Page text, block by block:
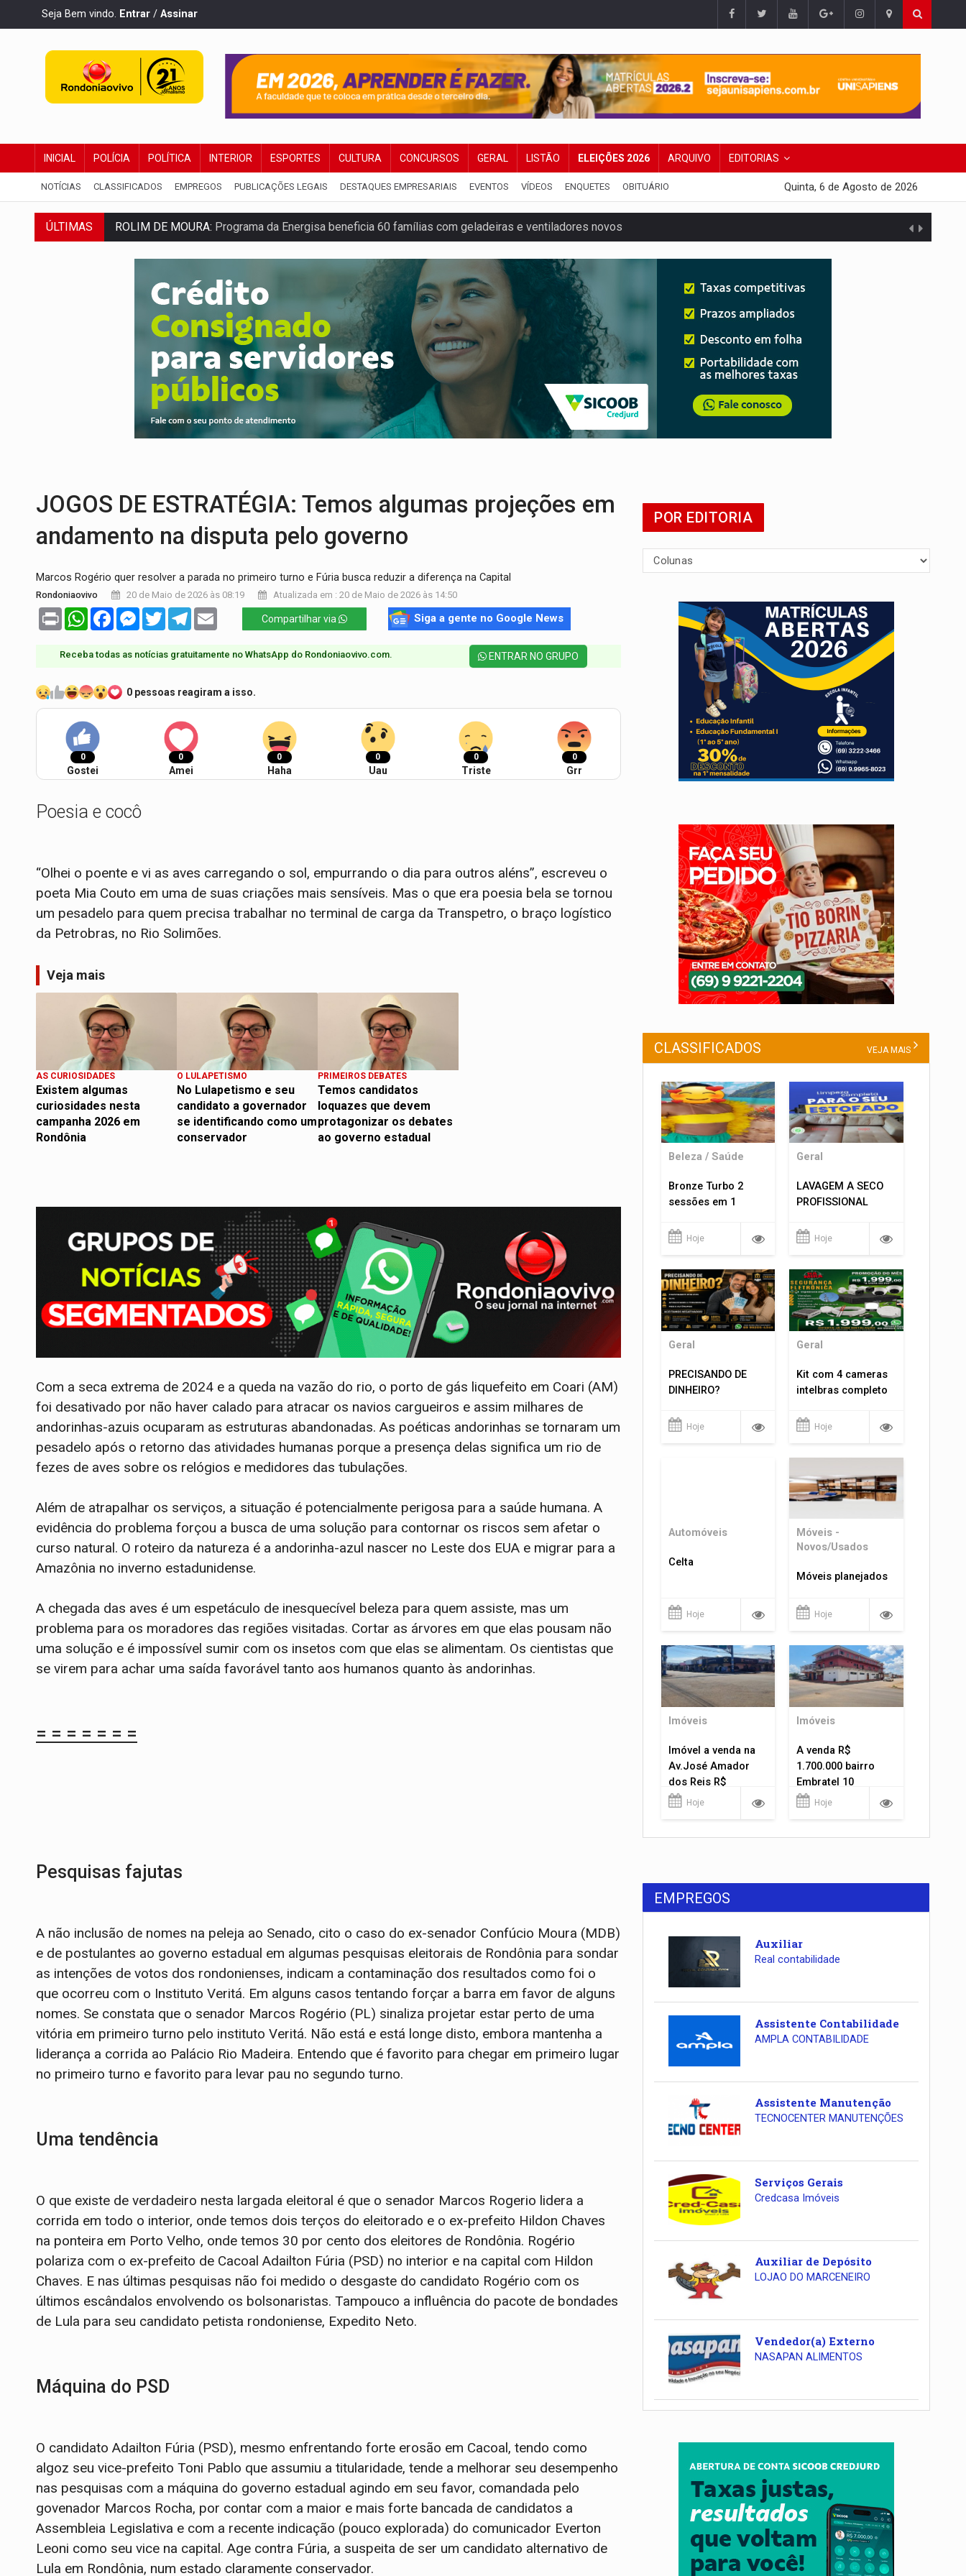
Seja Bem vindo. Entrar / Assinar
INICIAL POLÍCIA POLÍTICA INTERIOR ESPORTES CULTURA CONCURSOS GERAL LISTÃO ELEIÇÕES 2026 ARQUIVO EDITORIAS
NOTÍCIAS CLASSIFICADOS EMPREGOS PUBLICAÇÕES LEGAIS DESTAQUES EMPRESARIAIS EVENTOS VÍDEOS ENQUETES OBITUÁRIO Quinta, 6 de Agosto de 2026
ÚLTIMAS ROLIM DE MOURA: Programa da Energisa beneficia 60 famílias com geladeiras e ventiladores novos
VIOLÊNCIA VICÁRIA:MPRO obtém condenação de réu a 21 anos de prisão em Espigão do Oeste
INDISPONÍVEL:Transparência do Cinderondônia apresenta indisponibilidade com erro 451
AMPLIAÇÃO: IGs de Rondônia entram em programa internacional para acelerar negócios
URGENTE:Acidente envolve cinco veículos em obra de recapeamento na BR-364
EDUCAÇÃO:Corumbiara lidera Ideb 2025 entre redes municipais de Rondônia
COMPETIÇÕES:Joer 2026 inicia fases regionais e reúne mais de 7,3 mil participantes
PERIGO:Moradores denunciam escuridão e insegurança na Estrada dos Periquitos
JOGOS DE ESTRATÉGIA: Temos algumas projeções em
andamento na disputa pelo governo
Marcos Rogério quer resolver a parada no primeiro turno e Fúria busca reduzir a diferença na Capital
Rondoniaovivo 20 de Maio de 2026 às 08:19 Atualizada em : 20 de Maio de 2026 às 14:50
Print WhatsAppFacebookMessenger
TwitterTelegram Compartilhar via Siga a gente no Google News
Receba todas as notícias gratuitamente no WhatsApp do Rondoniaovivo.com.​ ENTRAR NO GRUPO
0 pessoas reagiram a isso.
0
Gostei
0
Amei
0
Haha
0
Uau
0
Triste
0
Grr
Poesia e cocô
“Olhei o poente e vi as aves carregando o sol, empurrando o dia para outros aléns”, escreveu o
poeta Mia Couto em uma de suas criações mais sensíveis. Mas o que era poesia bela se tornou
um pesadelo para quem precisa trabalhar no terminal de carga da Transpetro, o braço logístico
da Petrobras, no Rio Solimões.
Veja mais
AS CURIOSIDADES
Existem algumas
curiosidades nesta
campanha 2026 em
Rondônia
O LULAPETISMO
No Lulapetismo e seu
candidato a governador
se identificando como um
conservador
PRIMEIROS DEBATES
Temos candidatos
loquazes que devem
protagonizar os debates
ao governo estadual
Com a seca extrema de 2024 e a queda na vazão do rio, o porto de gás liquefeito em Coari (AM)
foi desativado por não haver calado para atracar os navios cargueiros e assim milhares de
andorinhas-azuis ocuparam as estruturas abandonadas. As poéticas andorinhas se tornaram um
pesadelo após o retorno das atividades humanas porque a presença delas significa um rio de
fezes de aves sobre os relógios e medidores das tubulações.
Além de atrapalhar os serviços, a situação é potencialmente perigosa para a saúde humana. A
evidência do problema forçou a busca de uma solução para contornar os riscos sem afetar o
curso natural. O roteiro da natureza é a andorinha-azul nascer no Leste dos EUA e migrar para a
Amazônia no inverno estadunidense.
A chegada das aves é um espetáculo de inesquecível beleza para quem assiste, mas um
problema para os moradores das regiões visitadas. Cortar as árvores em que elas pousam não
uma solução e é impossível sumir com os insetos com que elas se alimentam. Os cientistas que
se virem para achar uma saída favorável tanto aos humanos quanto às andorinhas.
= = = = = = =
Pesquisas fajutas
A não inclusão de nomes na peleja ao Senado, cito o caso do ex-senador Confúcio Moura (MDB)
e de postulantes ao governo estadual em algumas pesquisas eleitorais de Rondônia para sondar
as intenções de votos dos rondonienses, indicam a contaminação dos resultados como foi o
que ocorreu com o Instituto Veritá. Em alguns casos tentando forçar a barra em favor de alguns
nomes. Se constata que o senador Marcos Rogério (PL) sinaliza projetar estar perto de uma
vitória em primeiro turno pelo instituto Veritá. Não está e está longe disto, embora mantenha a
liderança a corrida ao Palácio Rio Madeira. Entendo que é favorito para chegar em primeiro lugar
no primeiro turno e favorito para levar pau no segundo turno.
Uma tendência
O que existe de verdadeiro nesta largada eleitoral é que o senador Marcos Rogerio lidera a
corrida em todo o interior, onde temos dois terços do eleitorado e o ex-prefeito Hildon Chaves
na ponteira em Porto Velho, onde temos 30 por cento dos eleitores de Rondônia. Rogério
polariza com o ex-prefeito de Cacoal Adailton Fúria (PSD) no interior e na capital com Hildon
Chaves. E nas últimas pesquisas não foi medido o desgaste do candidato Rogério com os
últimos escândalos envolvendo os bolsonaristas. Tampouco a influência do pacote de bondades
de Lula para seu candidato petista rondoniense, Expedito Neto.
Máquina do PSD
O candidato Adailton Fúria (PSD), mesmo enfrentando forte erosão em Cacoal, tendo como
algoz seu vice-prefeito Toni Pablo que assumiu a titularidade, tende a melhorar seu desempenho
nas pesquisas com a máquina do governo estadual agindo em seu favor, comandada pelo
govenador Marcos Rocha, por contar com a maior e mais forte bancada de candidatos a
Assembleia Legislativa e com a recente indicação (pouco explorada) do comunicador Everton
Leoni como seu vice na capital. Age contra Fúria, a suspeita de ser um candidato alternativo de
Lula em Rondônia, num estado claramente conservador.
POR EDITORIA
CLASSIFICADOS VEJA MAIS
Beleza / Saúde
Bronze Turbo 2
sessões em 1
Hoje
Geral
LAVAGEM A SECO
PROFISSIONAL
Hoje
Geral
PRECISANDO DE
DINHEIRO?
Hoje
Geral
Kit com 4 cameras
intelbras completo
Hoje
Automóveis
Celta
Hoje
Móveis -
Novos/Usados
Móveis planejados
Hoje
Imóveis
Imóvel a venda na
Av.José Amador
dos Reis R$
1.400.000
Hoje
Imóveis
A venda R$
1.700.000 bairro
Embratel 10
apartamentos!
Hoje
EMPREGOS
Auxiliar
Real contabilidade
Assistente Contabilidade
AMPLA CONTABILIDADE
Assistente Manutenção
TECNOCENTER MANUTENÇÕES
Serviços Gerais
Credcasa Imóveis
Auxiliar de Depósito
LOJAO DO MARCENEIRO
Vendedor(a) Externo
NASAPAN ALIMENTOS